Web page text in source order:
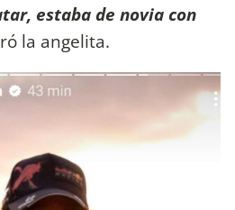
estaba de novia con
la angelita.